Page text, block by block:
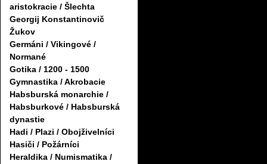
aristokracie / Šlechta
Georgij Konstantinovič
Žukov
Germáni / Vikingové /
Normané
Gotika / 1200 - 1500
Gymnastika / Akrobacie
Habsburská monarchie /
Habsburkové / Habsburská
dynastie
Hadi / Plazi / Obojživelníci
Hasiči / Požárníci
Heraldika / Numismatika /